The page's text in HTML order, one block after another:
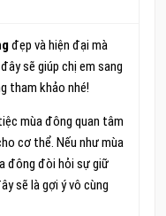
đẹp và hiện đại mà
sẽ giúp chị em sang
tham khảo nhé!
mùa đông quan tâm
cơ thể. Nếu như mùa
đông đòi hỏi sự giữ
sẽ là gợi ý vô cùng